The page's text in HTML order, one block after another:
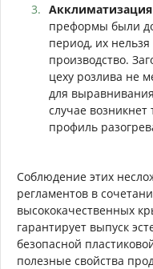
преформы были
период, их
производство.
цеху розлива не
для
случае
профиль
Соблюдение этих
регламентов в
высококачественных
гарантирует выпуск
безопасной
полезные свойства